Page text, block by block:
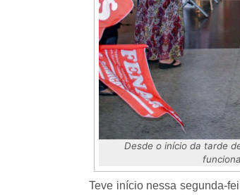
Desde o início da tarde
Teve início nessa segunda-